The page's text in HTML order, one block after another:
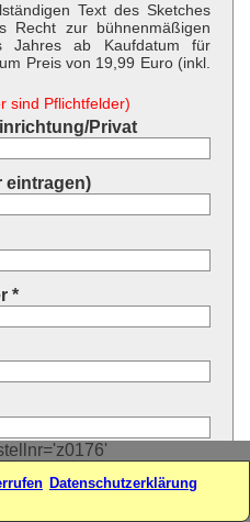
Text des Sketches
Recht zur bühnenmäßigen
Jahres ab Kaufdatum für
Preis von 19,99 Euro (inkl.
sind Pflichtfelder)
Privat
eintragen)
*
Datenschutzerklärung